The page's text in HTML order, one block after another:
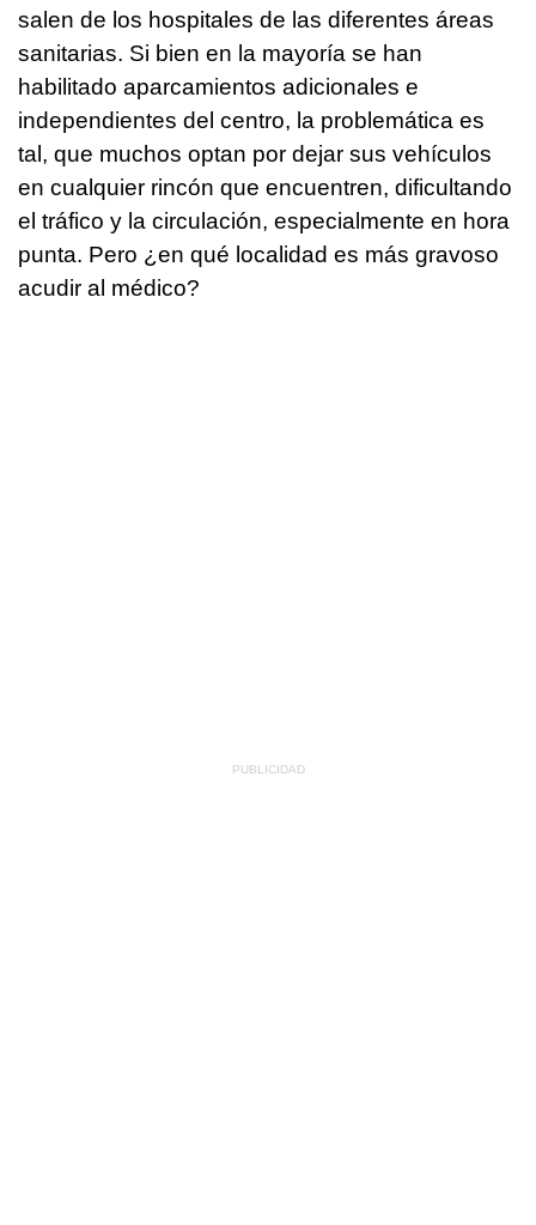
salen de los hospitales de las diferentes áreas
sanitarias. Si bien en la mayoría se han
habilitado aparcamientos adicionales e
independientes del centro, la problemática es
tal, que muchos optan por dejar sus vehículos
en cualquier rincón que encuentren, dificultando
el tráfico y la circulación, especialmente en hora
punta. Pero ¿en qué localidad es más gravoso
acudir al médico?